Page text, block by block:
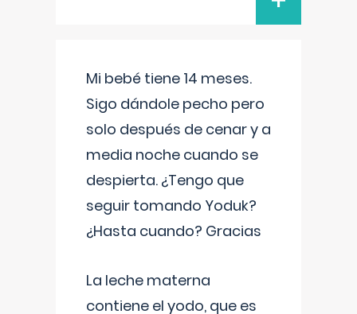
Mi bebé tiene 14 meses.
Sigo dándole pecho pero
solo después de cenar y a
media noche cuando se
despierta. ¿Tengo que
seguir tomando Yoduk?
¿Hasta cuando? Gracias
La leche materna
contiene el yodo, que es